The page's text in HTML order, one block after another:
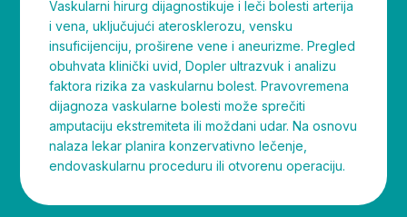
Vaskularni hirurg dijagnostikuje i leči bolesti arterija
i vena, uključujući aterosklerozu, vensku
insuficijenciju, proširene vene i aneurizme. Pregled
obuhvata klinički uvid, Dopler ultrazvuk i analizu
faktora rizika za vaskularnu bolest. Pravovremena
dijagnoza vaskularne bolesti može sprečiti
amputaciju ekstremiteta ili moždani udar. Na osnovu
nalaza lekar planira konzervativno lečenje,
endovaskularnu proceduru ili otvorenu operaciju.